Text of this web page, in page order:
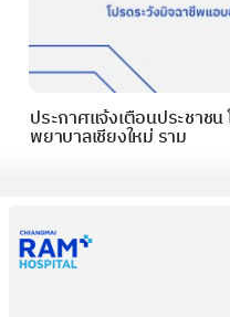
ประกาศแจ้งเตือนประชาช
พยาบาลเชียงใหม่ ราม